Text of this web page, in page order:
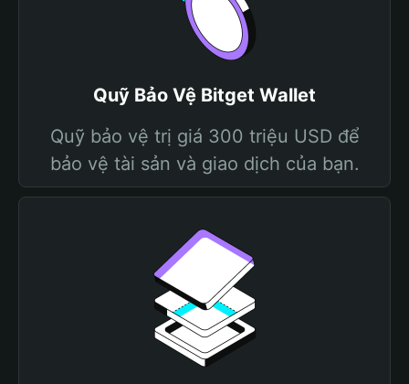
Quỹ Bảo Vệ Bitget Wallet
Quỹ bảo vệ trị giá 300 triệu USD để
bảo vệ tài sản và giao dịch của bạn.